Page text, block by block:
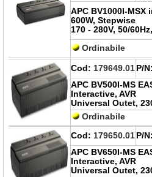
APC BV1000I-MSX
600W, Stepwise
170 - 280V, 50/
Ordinabile
Cod: 179649.01 P/
APC BV500I-MS
Interactive, AVR
Universal Outet,
Ordinabile
Cod: 179650.01 P/
APC BV650I-MS
Interactive, AVR
Universal Outet,